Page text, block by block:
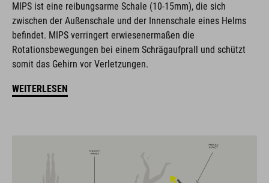
perfekt aufeinander abgestimmt und generieren die beste
Kombination aus Design, Technik und Usability.
FEATURES
All Terrain-Helm
MIPS ist eine reibungsarme Schale (10-15mm), die sich
zwischen der Außenschale und der Innenschale eines Helms
befindet. MIPS verringert erwiesenermaßen die
Rotationsbewegungen bei einem Schrägaufprall und schützt
somit das Gehirn vor Verletzungen.
WEITERLESEN